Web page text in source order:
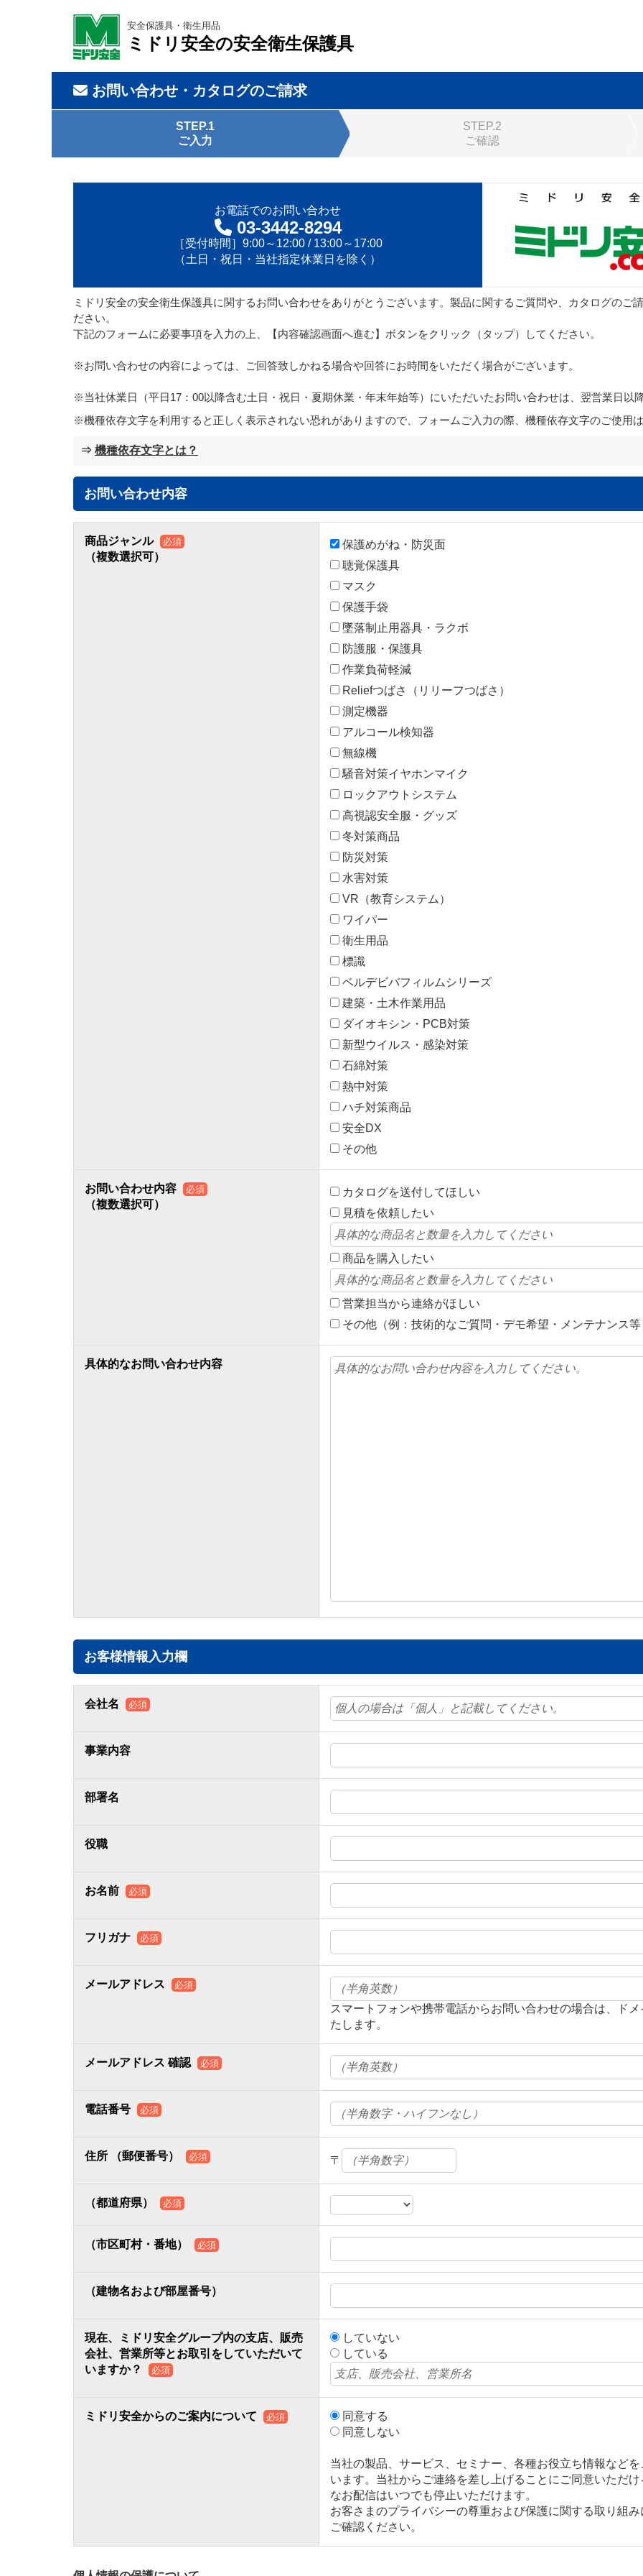
安全保護具・衛生用品
ミドリ安全の安全衛生保護具
お問い合わせ・カタログのご請求
STEP.1
ご入力
STEP.2
ご確認
お電話でのお問い合わせ
03-3442-8294
［受付時間］9:00～12:00 / 13:00～17:00
（土日・祝日・当社指定休業日を除く）
ミドリ安全の安全衛生保護具に関するお問い合わせをありがとうございます。製品に関するご質問や、カタログのご
ださい。
下記のフォームに必要事項を入力の上、【内容確認画面へ進む】ボタンをクリック（タップ）してください。
※お問い合わせの内容によっては、ご回答致しかねる場合や回答にお時間をいただく場合がございます。
※当社休業日（平日17：00以降含む土日・祝日・夏期休業・年末年始等）にいただいたお問い合わせは、翌営業日以
機種依存文字を利用すると正しく表示されない恐れがありますので、フォームご入力の際、機種依存文字のご使用
⇒ 機種依存文字とは？
お問い合わせ内容
商品ジャンル 必須
（複数選択可）
保護めがね・防災面
聴覚保護具
マスク
保護手袋
墜落制止用器具・ラクボ
防護服・保護具
作業負荷軽減
Reliefつばさ（リリーフつばさ）
測定機器
アルコール検知器
無線機
騒音対策イヤホンマイク
ロックアウトシステム
高視認安全服・グッズ
冬対策商品
防災対策
水害対策
VR（教育システム）
ワイパー
衛生用品
標識
ベルデビバフィルムシリーズ
建築・土木作業用品
ダイオキシン・PCB対策
新型ウイルス・感染対策
石綿対策
熱中対策
ハチ対策商品
安全DX
その他
お問い合わせ内容 必須
（複数選択可）
カタログを送付してほしい
見積を依頼したい
商品を購入したい
営業担当から連絡がほしい
その他（例：技術的なご質問・デモ希望・メンテナンス等
具体的なお問い合わせ内容
お客様情報入力欄
会社名 必須
事業内容
部署名
役職
お名前 必須
フリガナ 必須
メールアドレス 必須
スマートフォンや携帯電話からお問い合わせの場合は、ド
たします。
メールアドレス 確認 必須
電話番号 必須
住所 （郵便番号） 必須 〒
（都道府県） 必須
（市区町村・番地） 必須
（建物名および部屋番号）
現在、ミドリ安全グループ内の支店、販売
会社、営業所等とお取引をしていただいて
いますか？
必須
していない
している
ミドリ安全からのご案内について 必須
同意する
同意しない
当社の製品、サービス、セミナー、各種お役立ち情報など
います。当社からご連絡を差し上げることにご同意いただ
なお配信はいつでも停止いただけます。
お客さまのプライバシーの尊重および保護に関する取り組
ご確認ください。